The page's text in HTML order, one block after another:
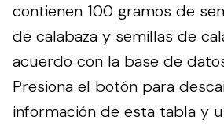
contienen 100 gramos de
de calabaza y semillas de
acuerdo con la base de
Presiona el botón para
información de esta tabla y